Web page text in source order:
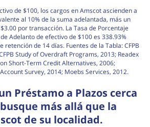
de $100, los cargos en Amscot ascienden a
al 10% de la suma adelantada, más un
por transacción. La Tasa de Porcentaje
Adelanto de efectivo de $100 es 338.93%
retención de 14 días. Fuentes de la Tabla: CFPB
Study of Overdraft Programs, 2013; Readex
Short-Term Credit Alternatives, 2006;
Survey, 2014; Moebs Services, 2012.
Préstamo a Plazos cerca
más allá que la
de su localidad.